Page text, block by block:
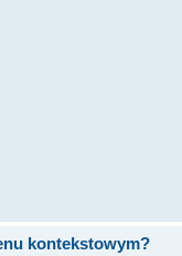
kontekstowym?